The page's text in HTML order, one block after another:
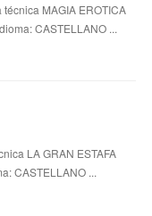
MAGIA EROTICA
CASTELLANO ...
LA GRAN ESTAFA
CASTELLANO ...